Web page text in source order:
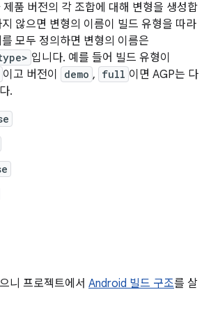
품 버전의 각 조합에 대해 변형을 생성합
않으면 변형의 이름이 빌드 유형을 따라
모두 정의하면 변형의 이름은
입니다. 예를 들어 빌드 유형이
이고 버전이 demo , full 이면 AGP는 다
.
니 프로젝트에서 Android 빌드 구조를 살